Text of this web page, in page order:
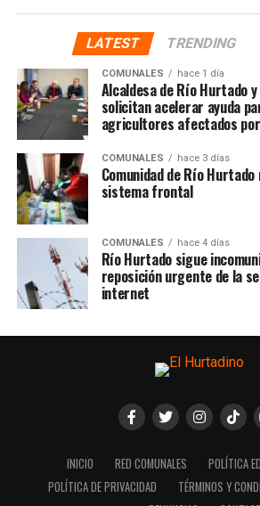
LATEST TRENDING
COMUNALES hace 1 día
Alcaldesa de Río Hurtado
solicitan acelerar ayuda
agricultores afectados
COMUNALES hace 3 días
Comunidad de Río
sistema frontal
COMUNALES hace 4 días
Río Hurtado sigue
reposición urgente de la
internet
INICIO RED COMUNALES
POLÍTICA
POLÍTICA DE PRIVACIDAD
TÉRMINOS Y